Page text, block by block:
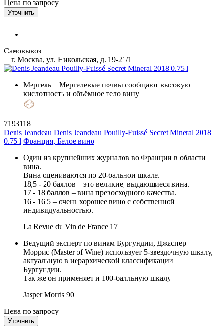
Цена по запросу
Уточнить
Самовывоз
г. Москва, ул. Никольская, д. 19-21/1
Мергель – Мергелевые почвы сообщают высокую
кислотность и объёмное тело вину.
7193118
Denis Jeandeau Denis Jeandeau Pouilly-Fuissé Secret Mineral 2018
0.75 l Франция, Белое вино
Один из крупнейших журналов во Франции в области
вина.
Вина оцениваются по 20-бальной шкале.
18,5 - 20 баллов – это великие, выдающиеся вина.
17 - 18 баллов – вина превосходного качества.
16 - 16,5 – очень хорошее вино с собственной
индивидуальностью.
La Revue du Vin de France 17
Ведущий эксперт по винам Бургундии, Джаспер
Моррис (Master of Wine) использует 5-звездочную шкалу,
актуальную в иерархической классификации
Бургундии.
Так же он применяет и 100-балльную шкалу
Jasper Morris 90
Цена по запросу
Уточнить